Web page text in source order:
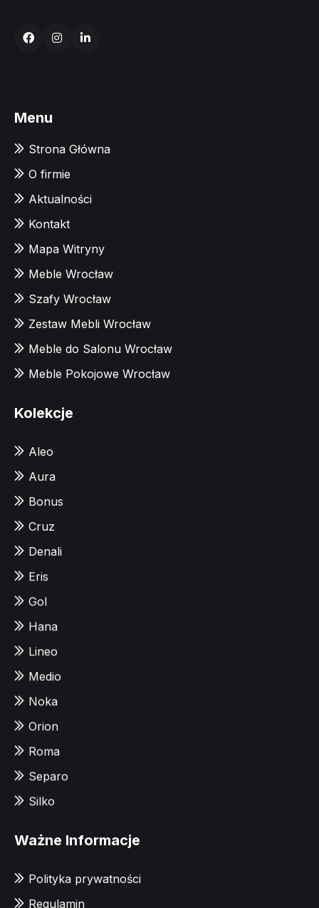
Menu
Strona Główna
O firmie
Aktualności
Kontakt
Mapa Witryny
Meble Wrocław
Szafy Wrocław
Zestaw Mebli Wrocław
Meble do Salonu Wrocław
Meble Pokojowe Wrocław
Kolekcje
Aleo
Aura
Bonus
Cruz
Denali
Eris
Gol
Hana
Lineo
Medio
Noka
Orion
Roma
Separo
Silko
Ważne Informacje
Polityka prywatności
Regulamin